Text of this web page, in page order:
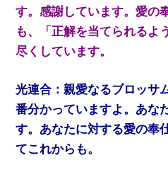
す。感謝しています。愛の
も、「正解を当てられるよ
尽くしています。
光連合：親愛なるブロッサ
番分かっていますよ。あな
す。あなたに対する愛の奉
てこれからも。